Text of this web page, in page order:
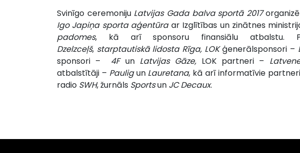
Svinīgo ceremoniju Latvijas Gada balva sportā 2017organizē
Igo Japiņa sporta aģentūraar Izglītības un zinātnes
padomes, kā arī sponsoru finansiālu atbalstu.
Dzelzceļš, starptautiskā lidosta Rīga, LOKģenerālsponsori –
sponsori – 4F un Latvijas Gāze, LOK partneri –
atbalstītāji – Pauligun Lauretana, kā arī informatīvie
radio SWH, žurnāls Sportsun JC Decaux.